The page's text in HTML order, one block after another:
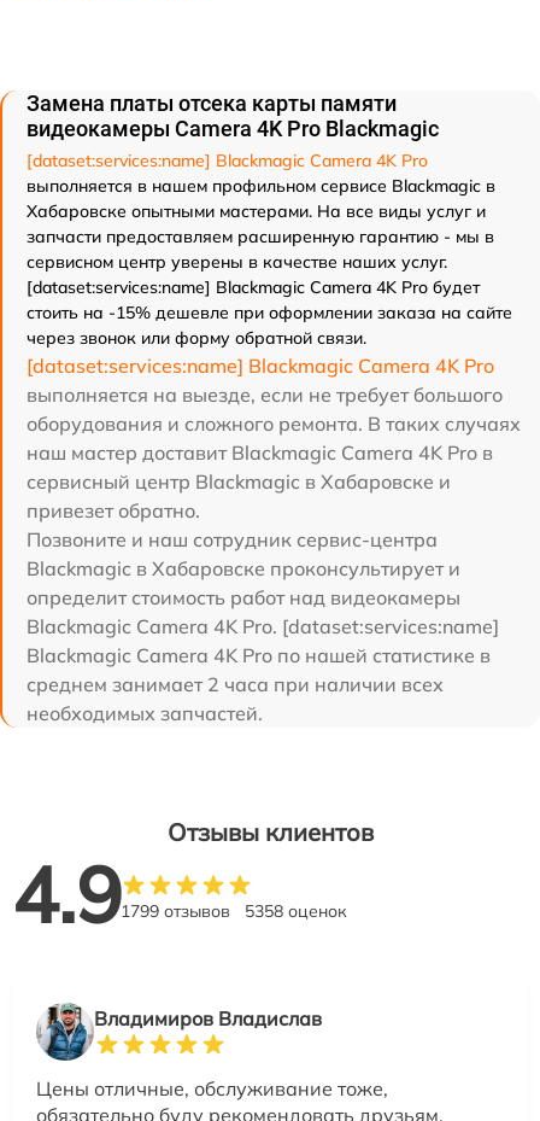
Замена платы отсека карты памяти
видеокамеры Camera 4K Pro Blackmagic
[dataset:services:name] Blackmagic Camera 4K Pro
выполняется в нашем профильном сервисе Blackmagic в
Хабаровске опытными мастерами. На все виды услуг и
запчасти предоставляем расширенную гарантию - мы в
сервисном центр уверены в качестве наших услуг.
[dataset:services:name] Blackmagic Camera 4K Pro будет
стоить на -15% дешевле при оформлении заказа на сайте
через звонок или форму обратной связи.
[dataset:services:name] Blackmagic Camera 4K Pro
выполняется на выезде, если не требует большого
оборудования и сложного ремонта. В таких случаях
наш мастер доставит Blackmagic Camera 4K Pro в
сервисный центр Blackmagic в Хабаровске и
привезет обратно.
Позвоните и наш сотрудник сервис-центра
Blackmagic в Хабаровске проконсультирует и
определит стоимость работ над видеокамеры
Blackmagic Camera 4K Pro. [dataset:services:name]
Blackmagic Camera 4K Pro по нашей статистике в
среднем занимает 2 часа при наличии всех
необходимых запчастей.
Отзывы клиентов
4.91799 отзывов 5358 оценок
Владимиров Владислав
Цены отличные, обслуживание тоже,
обязательно буду рекомендовать друзьям.